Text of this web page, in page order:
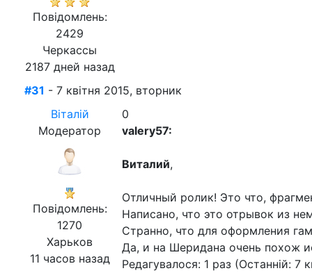
Повідомлень:
2429
Черкассы
2187 дней назад
#31 - 7 квітня 2015, вторник
Віталій
Модератор
Повідомлень:
1270
Харьков
11 часов назад
0
valery57:
Виталий,
Отличный ролик! Это что,
Написано, что это отрывок из
Странно, что для оформления
Да, и на Шеридана очень похож
Редагувалося: 1 раз (Останній: 7